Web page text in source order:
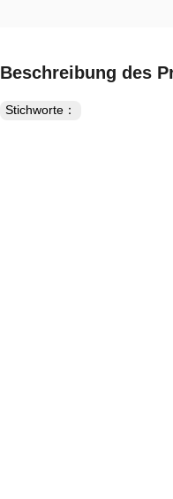
Beschreibung des
Stichworte：